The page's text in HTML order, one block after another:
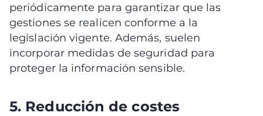
periódicamente para garantizar que las
gestiones se realicen conforme a la
legislación vigente. Además, suelen
incorporar medidas de seguridad para
proteger la información sensible.
5. Reducción de costes